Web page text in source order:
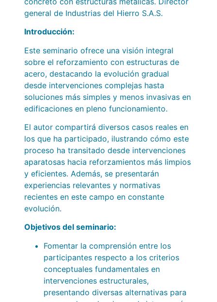
general de Industrias del Hierro S.A.S.
Introducción:
Este seminario ofrece una visión integral
sobre el reforzamiento con estructuras de
acero, destacando la evolución gradual
desde intervenciones complejas hasta
soluciones más simples y menos invasivas en
edificaciones en pleno funcionamiento.
El autor compartirá diversos casos reales en
los que ha participado, ilustrando cómo este
proceso ha transitado desde intervenciones
aparatosas hacia reforzamientos más limpios
y eficientes. Además, se presentarán
experiencias relevantes y normativas
recientes en este campo en constante
evolución.
Objetivos del seminario:
Fomentar la comprensión entre los
participantes respecto a los criterios
conceptuales fundamentales en
intervenciones estructurales,
presentando diversas alternativas para